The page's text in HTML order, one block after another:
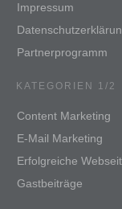
Impressum
Partnerprogramm
KATEGORIEN 1/2
Content Marketing
E-Mail Marketing
Erfolgreiche
Gastbeiträge